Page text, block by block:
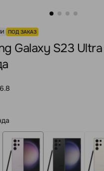
ПОД ЗАКАЗ
Galaxy S23
6.8